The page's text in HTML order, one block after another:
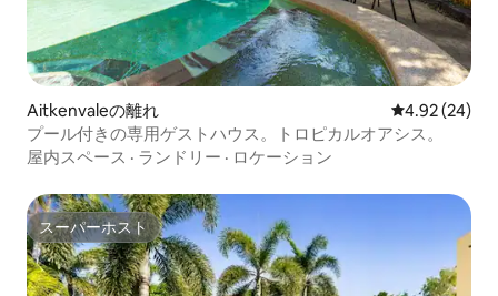
Aitkenvaleの離れ レビュー24
4.92 (24)
プール付きの専用ゲストハウス。トロピカルオアシス。
屋内スペース · ランドリー · ロケーション
スーパーホスト
スーパーホスト